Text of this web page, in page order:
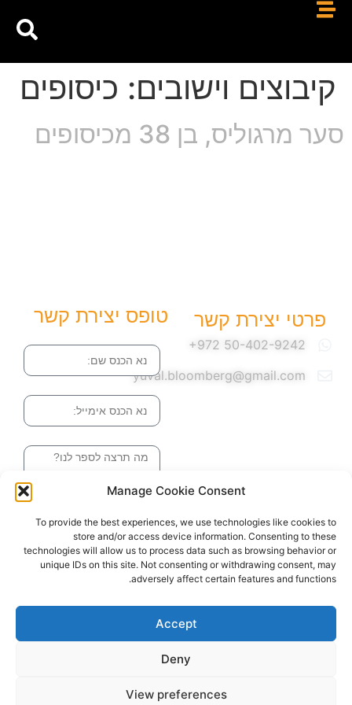
Manage Cookie Consent
To provide the best experiences, we use technologies like cookies to
store and/or access device information. Consenting to these
technologies will allow us to process data such as browsing behavior or
unique IDs on this site. Not consenting or withdrawing consent, may
adversely affect certain features and functions.
Accept
Deny
View preferences
קיבוצים וישובים: כיסופים
סער מרגוליס, בן 38 מכיסופים
פרטי יצירת קשר
yuval.bloomberg@gmail.com
טופס יצירת קשר
שליחה והטופס
בדרך אלינו
האתר עוצב ונבנה ע"י סטודיו מומנטום